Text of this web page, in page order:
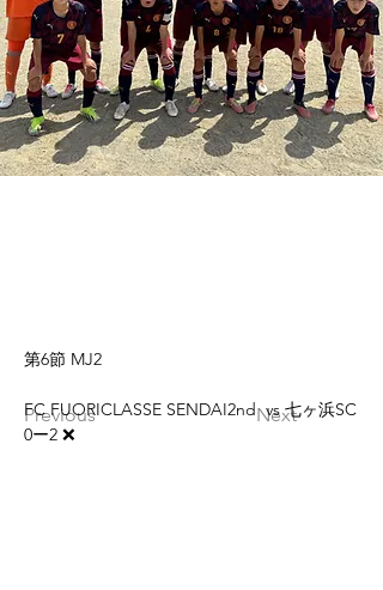
Previous Next
第6節 MJ2
FC FUORICLASSE SENDAI2nd  vs 七ヶ浜SC
0ー2 ❌